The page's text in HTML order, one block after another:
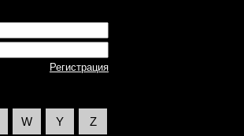
Регистрация
W Y Z